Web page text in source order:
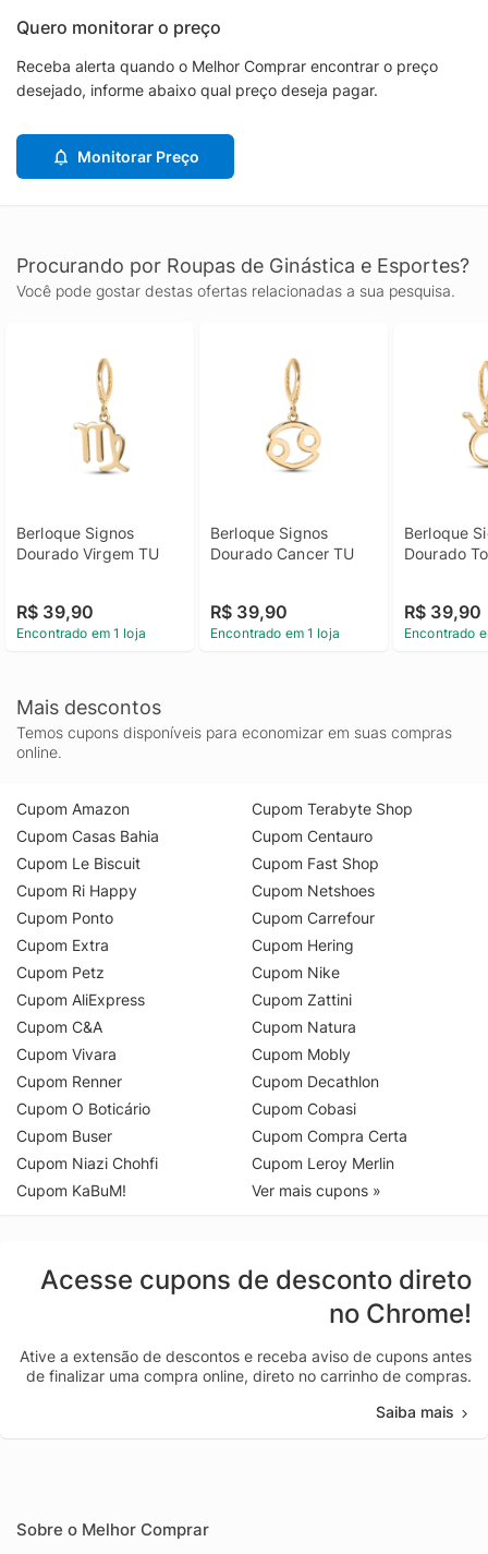
Quero monitorar o preço
Receba alerta quando o Melhor Comprar encontrar o preço
desejado, informe abaixo qual preço deseja pagar.
Monitorar Preço
Procurando por Roupas de Ginástica e Esportes?
Você pode gostar destas ofertas relacionadas a sua pesquisa.
Berloque Signos
Dourado Virgem TU
R$ 39,90
Encontrado em 1 loja
Berloque Signos
Dourado Cancer TU
R$ 39,90
Encontrado em 1 loja
Berloque
Dourado
R$ 39,90
Encontrado
Mais descontos
Temos cupons disponíveis para economizar em suas compras
online.
Cupom Amazon
Cupom Casas Bahia
Cupom Le Biscuit
Cupom Ri Happy
Cupom Ponto
Cupom Extra
Cupom Petz
Cupom AliExpress
Cupom C&A
Cupom Vivara
Cupom Renner
Cupom O Boticário
Cupom Buser
Cupom Niazi Chohfi
Cupom KaBuM!
Cupom Terabyte Shop
Cupom Centauro
Cupom Fast Shop
Cupom Netshoes
Cupom Carrefour
Cupom Hering
Cupom Nike
Cupom Zattini
Cupom Natura
Cupom Mobly
Cupom Decathlon
Cupom Cobasi
Cupom Compra Certa
Cupom Leroy Merlin
Ver mais cupons »
Acesse cupons de desconto direto
no Chrome!
Ative a extensão de descontos e receba aviso de cupons antes
de finalizar uma compra online, direto no carrinho de compras.
Saiba mais
Sobre o Melhor Comprar